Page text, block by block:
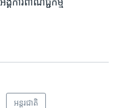
អន្តរជាតិ